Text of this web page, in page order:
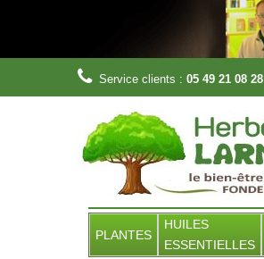
Service clients : 05 49 21 08 28
PLANTES
HUILES
ESSENTIELLES